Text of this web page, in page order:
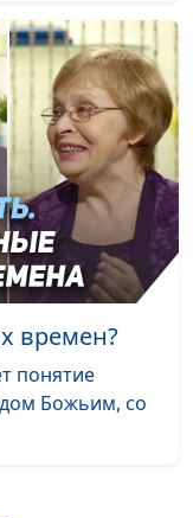
#118
времен?
понятие
Божьим, со